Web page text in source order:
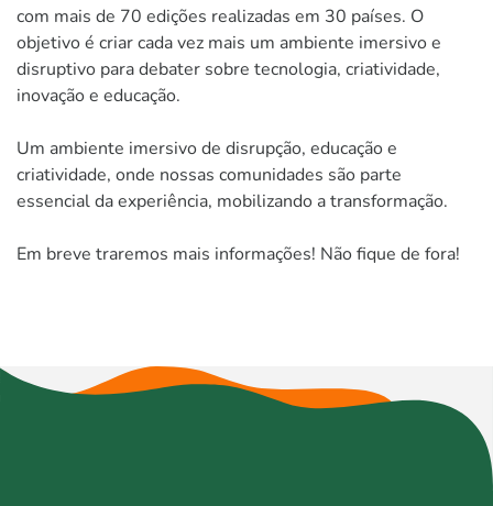
com mais de 70 edições realizadas em 30 países. O
objetivo é criar cada vez mais um ambiente imersivo e
disruptivo para debater sobre tecnologia, criatividade,
inovação e educação.
Um ambiente imersivo de disrupção, educação e
criatividade, onde nossas comunidades são parte
essencial da experiência, mobilizando a transformação.
Em breve traremos mais informações! Não fique de fora!